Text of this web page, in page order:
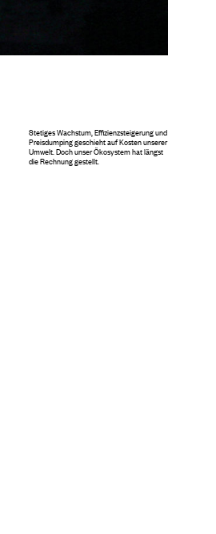
Stetiges Wachstum, Effizienzsteigerung und
Preisdumping geschieht auf Kosten unserer
Umwelt. Doch unser Ökosystem hat längst
die Rechnung gestellt.